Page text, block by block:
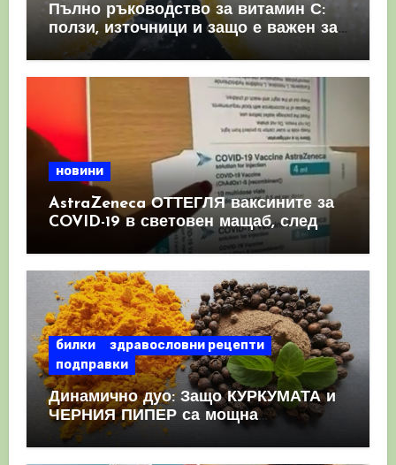
Пълно ръководство за витамин С:
ползи, източници и защо е важен за
имунната система
новини
AstraZeneca ОТТЕГЛЯ ваксините за
COVID-19 в световен мащаб, след
като призна, че те причиняват
КРЪВНИ съсиреци
билки
здравословни рецепти
подправки
Динамично дуо: Защо КУРКУМАТА и
ЧЕРНИЯ ПИПЕР са мощна
комбинация